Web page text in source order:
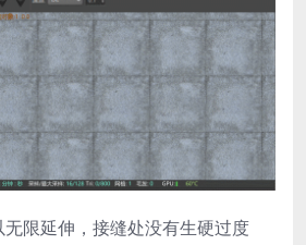
限延伸，接缝处没有生硬过度